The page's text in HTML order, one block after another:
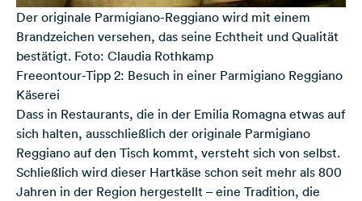
Der originale Parmigiano-Reggiano wird mit einem
Brandzeichen versehen, das seine Echtheit und Qualität
bestätigt. Foto: Claudia Rothkamp
Freeontour-Tipp 2: Besuch in einer Parmigiano Reggiano
Käserei
Dass in Restaurants, die in der Emilia Romagna etwas auf
sich halten, ausschließlich der originale Parmigiano
Reggiano auf den Tisch kommt, versteht sich von selbst.
Schließlich wird dieser Hartkäse schon seit mehr als 800
Jahren in der Region hergestellt – eine Tradition, die